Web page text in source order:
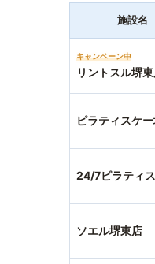
施設名
キャンペーン中
リントスル堺
ピラティスケ
24/7ピラティ
ソエル堺東店